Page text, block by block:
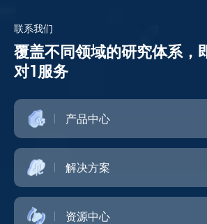
联系我们
覆盖不同领域的研究体系，
对1服务
产品中心
解决方案
资源中心